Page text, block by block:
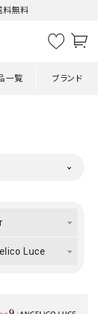
料無料
一覧 ブランド
Luce